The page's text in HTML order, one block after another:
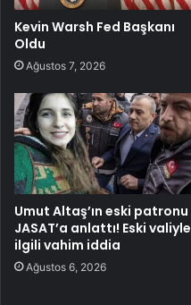
Kevin Warsh Fed Başkanı
Oldu
Ağustos 7, 2026
Umut Altaş’ın eski patronu
JASAT’a anlattı! Eski valiyle
ilgili vahim iddia
Ağustos 6, 2026